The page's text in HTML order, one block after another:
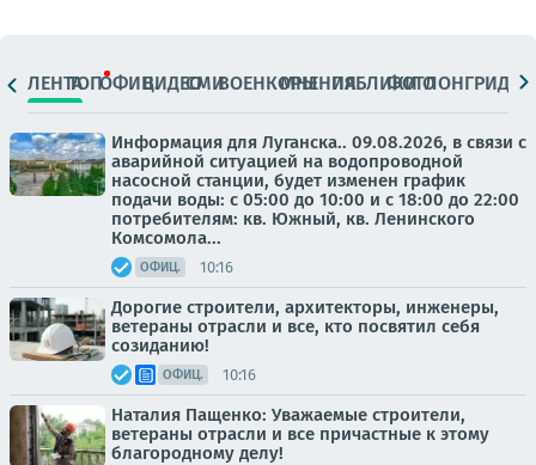
ЛЕНТАТОПОФИЦ.ВИДЕОСМИВОЕНКОРЫМНЕНИЯПАБЛИКИ
ФОТОЛОНГРИДЫ
Информация для Луганска.. 09.08.2026, в связи с
аварийной ситуацией на водопроводной
насосной станции, будет изменен график
подачи воды: с 05:00 до 10:00 и с 18:00 до 22:00
потребителям: кв. Южный, кв. Ленинского
Комсомола...
ОФИЦ. 10:16
Дорогие строители, архитекторы, инженеры,
ветераны отрасли и все, кто посвятил себя
созиданию!
ОФИЦ. 10:16
Наталия Пащенко: Уважаемые строители,
ветераны отрасли и все причастные к этому
благородному делу!